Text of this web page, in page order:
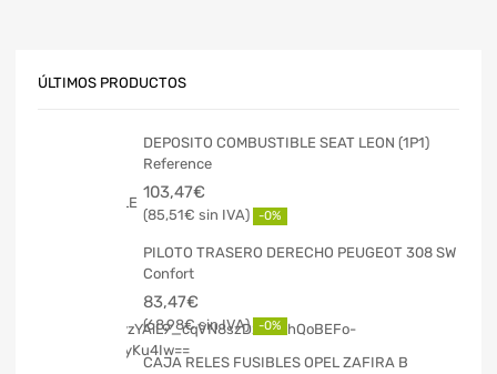
ÚLTIMOS PRODUCTOS
DEPOSITO COMBUSTIBLE SEAT LEON (1P1)
Reference
103,47€
85,51€ -0%
PILOTO TRASERO DERECHO PEUGEOT 308 SW
Confort
83,47€
68,98€ -0%
CAJA RELES FUSIBLES OPEL ZAFIRA B